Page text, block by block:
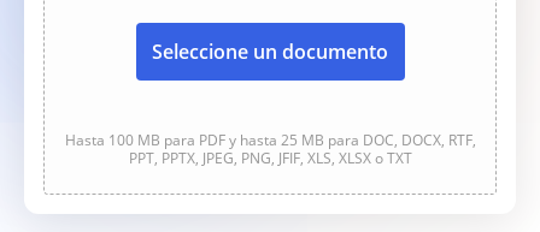
Seleccione un documento
Hasta 100 MB para PDF y hasta 25 MB para DOC, DOCX, RTF,
PPT, PPTX, JPEG, PNG, JFIF, XLS, XLSX o TXT